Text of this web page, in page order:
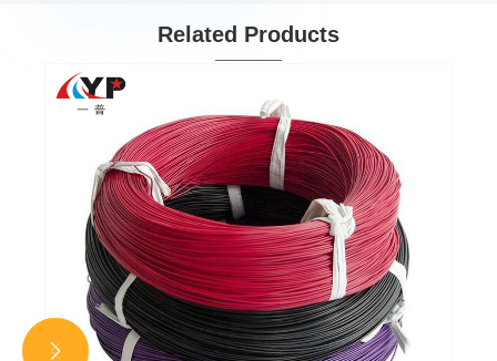
Related Products
Thermoplastic Flexibile Control Cable
View More >>

